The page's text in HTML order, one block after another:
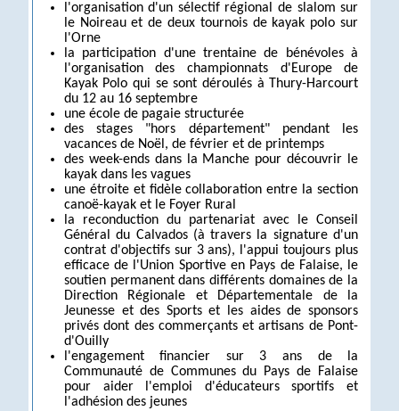
l'organisation d'un sélectif régional de slalom sur
le Noireau et de deux tournois de kayak polo sur
l'Orne
la participation d'une trentaine de bénévoles à
l'organisation des championnats d'Europe de
Kayak Polo qui se sont déroulés à Thury-Harcourt
du 12 au 16 septembre
une école de pagaie structurée
des stages "hors département" pendant les
vacances de Noël, de février et de printemps
des week-ends dans la Manche pour découvrir le
kayak dans les vagues
une étroite et fidèle collaboration entre la section
canoë-kayak et le Foyer Rural
la reconduction du partenariat avec le Conseil
Général du Calvados (à travers la signature d'un
contrat d'objectifs sur 3 ans), l'appui toujours plus
efficace de l'Union Sportive en Pays de Falaise, le
soutien permanent dans différents domaines de la
Direction Régionale et Départementale de la
Jeunesse et des Sports et les aides de sponsors
privés dont des commerçants et artisans de Pont-
d'Ouilly
l'engagement financier sur 3 ans de la
Communauté de Communes du Pays de Falaise
pour aider l'emploi d'éducateurs sportifs et
l'adhésion des jeunes